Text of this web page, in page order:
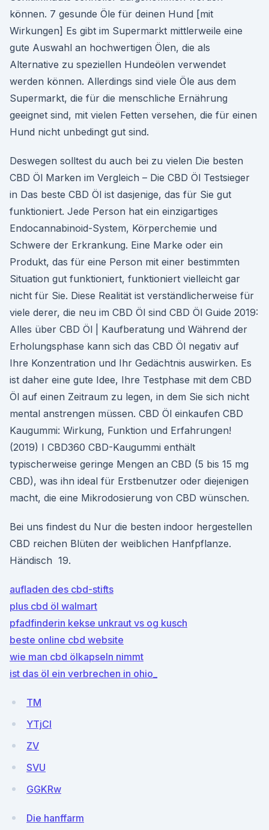
können. 7 gesunde Öle für deinen Hund [mit
Wirkungen] Es gibt im Supermarkt mittlerweile eine
gute Auswahl an hochwertigen Ölen, die als
Alternative zu speziellen Hundeölen verwendet
werden können. Allerdings sind viele Öle aus dem
Supermarkt, die für die menschliche Ernährung
geeignet sind, mit vielen Fetten versehen, die für einen
Hund nicht unbedingt gut sind.
Deswegen solltest du auch bei zu vielen Die besten
CBD Öl Marken im Vergleich – Die CBD Öl Testsieger
in Das beste CBD Öl ist dasjenige, das für Sie gut
funktioniert. Jede Person hat ein einzigartiges
Endocannabinoid-System, Körperchemie und
Schwere der Erkrankung. Eine Marke oder ein
Produkt, das für eine Person mit einer bestimmten
Situation gut funktioniert, funktioniert vielleicht gar
nicht für Sie. Diese Realität ist verständlicherweise für
viele derer, die neu im CBD Öl sind CBD Öl Guide 2019:
Alles über CBD Öl | Kaufberatung und Während der
Erholungsphase kann sich das CBD Öl negativ auf
Ihre Konzentration und Ihr Gedächtnis auswirken. Es
ist daher eine gute Idee, Ihre Testphase mit dem CBD
Öl auf einen Zeitraum zu legen, in dem Sie sich nicht
mental anstrengen müssen. CBD Öl einkaufen CBD
Kaugummi: Wirkung, Funktion und Erfahrungen!
(2019) I CBD360 CBD-Kaugummi enthält
typischerweise geringe Mengen an CBD (5 bis 15 mg
CBD), was ihn ideal für Erstbenutzer oder diejenigen
macht, die eine Mikrodosierung von CBD wünschen.
Bei uns findest du Nur die besten indoor hergestellen
CBD reichen Blüten der weiblichen Hanfpflanze.
Händisch 19.
aufladen des cbd-stifts
plus cbd öl walmart
pfadfinderin kekse unkraut vs og kusch
beste online cbd website
wie man cbd ölkapseln nimmt
ist das öl ein verbrechen in ohio_
TM
YTjCI
ZV
SVU
GGKRw
Die hanffarm